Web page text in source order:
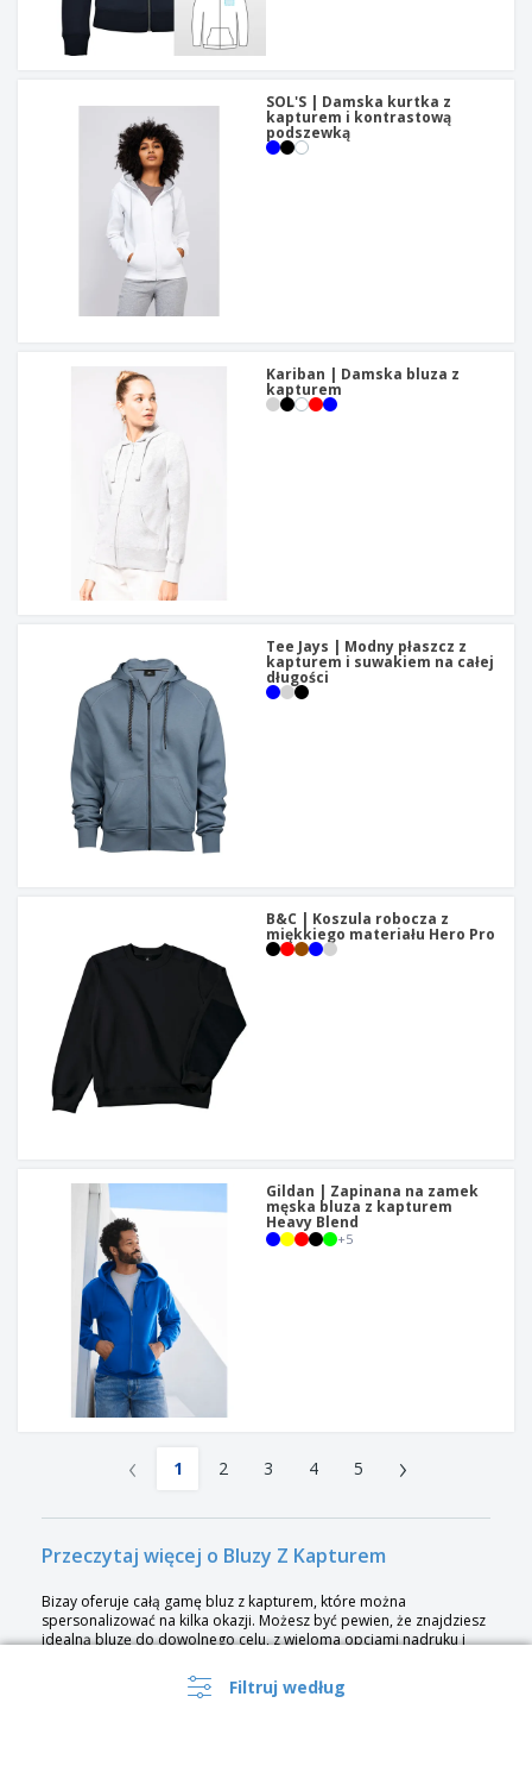
Filtruj według
SOL'S | Damska kurtka z
kapturem i kontrastową
podszewką
Kariban | Damska bluza z
kapturem
Tee Jays | Modny płaszcz z
kapturem i suwakiem na całej
długości
B&C | Koszula robocza z
miękkiego materiału Hero Pro
Gildan | Zapinana na zamek
męska bluza z kapturem
Heavy Blend
+5
‹ 1 2 3 4 5 ›
Przeczytaj więcej o Bluzy Z Kapturem
Bizay oferuje całą gamę bluz z kapturem, które można
spersonalizować na kilka okazji. Możesz być pewien, że znajdziesz
idealną bluzę do dowolnego celu, z wieloma opcjami nadruku i
Hoodie to bluza z kapturem. Często zawiera mufkę przyszytą do
dolnej części przodu oraz sznurek do regulacji otwarcia kaptura.